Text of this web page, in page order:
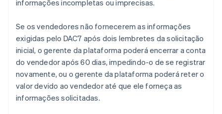
informações incompletas ou imprecisas.
Se os vendedores não fornecerem as informações
exigidas pelo DAC7 após dois lembretes da solicitação
inicial, o gerente da plataforma poderá encerrar a conta
do vendedor após 60 dias, impedindo-o de se registrar
novamente, ou o gerente da plataforma poderá reter o
valor devido ao vendedor até que ele forneça as
informações solicitadas.